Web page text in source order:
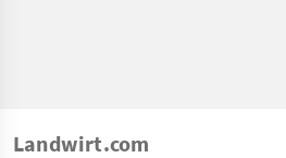
Landwirt.com